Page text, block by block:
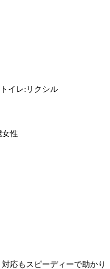
イレ:リクシル
女性
応もスピーディーで助かり